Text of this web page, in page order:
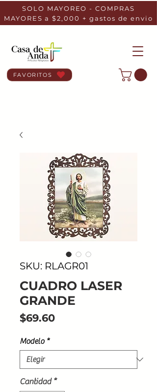
SOLO MAYOREO - COMPRAS
MAYORES a $2,000 + gastos de envio
FAVORITOS
SKU: RLAGR01
CUADRO LASER
GRANDE
$69.60Precio
Modelo *
Cantidad *